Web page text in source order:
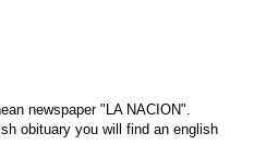
newspaper "LA NACION".
obituary you will find an english